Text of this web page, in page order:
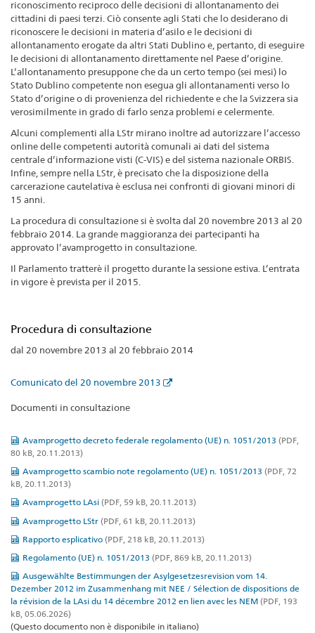
riconoscimento reciproco delle decisioni di allontanamento dei
cittadini di paesi terzi. Ciò consente agli Stati che lo desiderano di
riconoscere le decisioni in materia d’asilo e le decisioni di
allontanamento erogate da altri Stati Dublino e, pertanto, di eseguire
le decisioni di allontanamento direttamente nel Paese d’origine.
L’allontanamento presuppone che da un certo tempo (sei mesi) lo
Stato Dublino competente non esegua gli allontanamenti verso lo
Stato d’origine o di provenienza del richiedente e che la Svizzera sia
verosimilmente in grado di farlo senza problemi e celermente.
Alcuni complementi alla LStr mirano inoltre ad autorizzare l’accesso
online delle competenti autorità comunali ai dati del sistema
centrale d’informazione visti (C-VIS) e del sistema nazionale ORBIS.
Infine, sempre nella LStr, è precisato che la disposizione della
carcerazione cautelativa è esclusa nei confronti di giovani minori di
15 anni.
La procedura di consultazione si è svolta dal 20 novembre 2013 al 20
febbraio 2014. La grande maggioranza dei partecipanti ha
approvato l’avamprogetto in consultazione.
Il Parlamento tratterè il progetto durante la sessione estiva. L’entrata
in vigore è prevista per il 2015.
Procedura di consultazione
dal 20 novembre 2013 al 20 febbraio 2014
Comunicato del 20 novembre 2013
Documenti in consultazione
Avamprogetto decreto federale regolamento (UE) n. 1051/2013 (PDF,
80 kB, 20.11.2013)
Avamprogetto scambio note regolamento (UE) n. 1051/2013 (PDF, 72
kB, 20.11.2013)
Avamprogetto LAsi (PDF, 59 kB, 20.11.2013)
Avamprogetto LStr (PDF, 61 kB, 20.11.2013)
Rapporto esplicativo (PDF, 218 kB, 20.11.2013)
Regolamento (UE) n. 1051/2013 (PDF, 869 kB, 20.11.2013)
Ausgewählte Bestimmungen der Asylgesetzesrevision vom 14.
Dezember 2012 im Zusammenhang mit NEE / Sélection de dispositions de
la révision de la LAsi du 14 décembre 2012 en lien avec les NEM (PDF, 193
kB, 05.06.2026)
(Questo documento non è disponibile in italiano)